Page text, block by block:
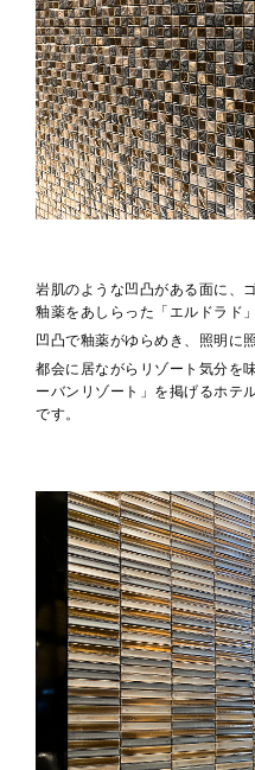
岩肌のような凹凸がある面に、
釉薬をあしらった「エルドラド」
凹凸で釉薬がゆらめき、照明に
都会に居ながらリゾート気分を
ーバンリゾート」を掲げるホテ
です。